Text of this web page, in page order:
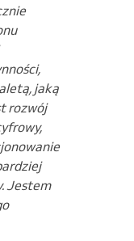
jaką
rozwój
Jestem